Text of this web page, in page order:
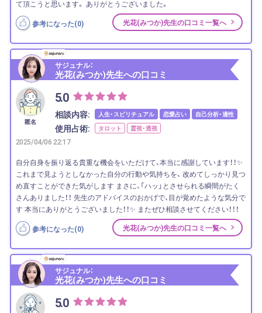
て頂こうと思います。 ありがとうございました。
参考になった(0) 光花(みつか)先生の口コミ一覧へ
サジュナル：
光花(みつか)先生への口コミ
匿名
5.0
相談内容: 人生・スピリチュアル 恋愛占い 自己分析・適性
使用占術: タロット 霊視・透視
2025/04/06 22:17
自分自身を振り返る貴重な機会をいただけて、本当に感謝しています！！✨
これまで見ようとしなかった自分の行動や気持ちを、 改めてしっかり見つ
め直すことができた気がします まさに、「ハッ」とさせられる瞬間がたく
さんありました！！ 先生のアドバイスのおかげで、目が覚めたような気分で
す 本当にありがとうございました！！✨ またぜひ相談させてください！！！
参考になった(0) 光花(みつか)先生の口コミ一覧へ
サジュナル：
光花(みつか)先生への口コミ
5.0